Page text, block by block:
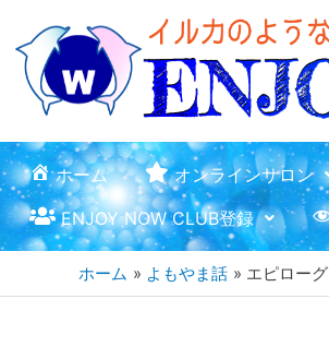
ホーム オンラインサロン
ENJOY NOW CLUB登録
ホーム よもやま話 エピローグ